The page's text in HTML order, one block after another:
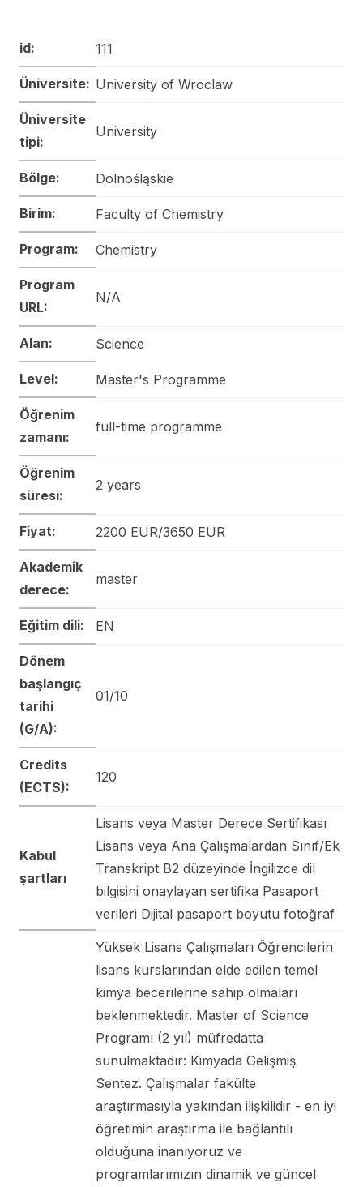
id: 111
Üniversite: University of Wroclaw
Üniversite
tipi:
University
Bölge: Dolnośląskie
Birim: Faculty of Chemistry
Program: Chemistry
Program
URL:
N/A
Alan: Science
Level: Master's Programme
Öğrenim
zamanı:
full-time programme
Öğrenim
süresi:
2 years
Fiyat: 2200 EUR/3650 EUR
Akademik
derece:
master
Eğitim dili: EN
Dönem
başlangıç
tarihi
(G/A):
01/10
Credits
(ECTS):
120
Kabul
şartları
Lisans veya Master Derece Sertifikası
Lisans veya Ana Çalışmalardan Sınıf/Ek
Transkript B2 düzeyinde İngilizce dil
bilgisini onaylayan sertifika Pasaport
verileri Dijital pasaport boyutu fotoğraf
Yüksek Lisans Çalışmaları Öğrencilerin
lisans kurslarından elde edilen temel
kimya becerilerine sahip olmaları
beklenmektedir. Master of Science
Programı (2 yıl) müfredatta
sunulmaktadır: Kimyada Gelişmiş
Sentez. Çalışmalar fakülte
araştırmasıyla yakından ilişkilidir - en iyi
öğretimin araştırma ile bağlantılı
olduğuna inanıyoruz ve
programlarımızın dinamik ve güncel